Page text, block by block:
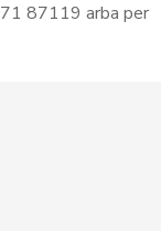
87119 arba per